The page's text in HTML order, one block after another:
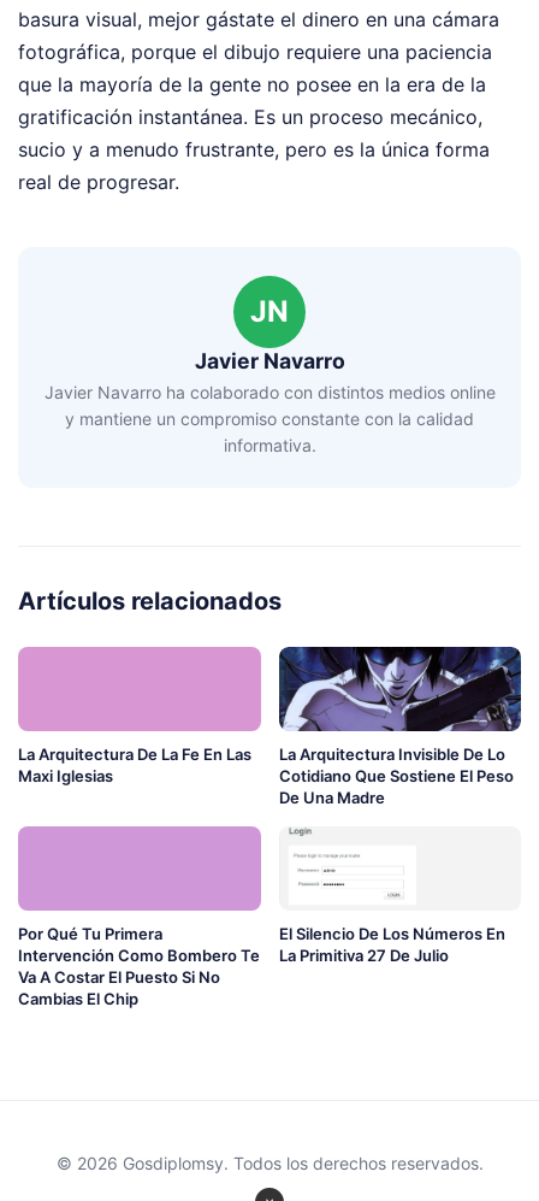
basura visual, mejor gástate el dinero en una cámara
fotográfica, porque el dibujo requiere una paciencia
que la mayoría de la gente no posee en la era de la
gratificación instantánea. Es un proceso mecánico,
sucio y a menudo frustrante, pero es la única forma
real de progresar.
JN
Javier Navarro
Javier Navarro ha colaborado con distintos medios online
y mantiene un compromiso constante con la calidad
informativa.
Artículos relacionados
La Arquitectura De La Fe En Las
Maxi Iglesias
La Arquitectura Invisible De Lo
Cotidiano Que Sostiene El Peso
De Una Madre
Por Qué Tu Primera
Intervención Como Bombero Te
Va A Costar El Puesto Si No
Cambias El Chip
El Silencio De Los Números En
La Primitiva 27 De Julio
© 2026 Gosdiplomsy. Todos los derechos reservados.